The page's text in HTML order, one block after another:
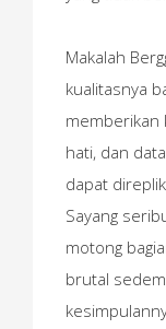
Makalah
kualitasnya
memberikan
hati, dan
dapat
Sayang
motong
brutal